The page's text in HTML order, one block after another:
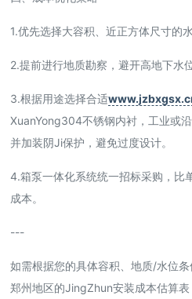
1.优先选择大容积、近正方体尺寸的
2.提前进行地质勘察，避开高地下水
3.根据用途选择合适
XuanYong304不锈钢内衬，工业或
并加装阴Ji保护，避免过度设计。
4.箱泵一体化系统统一招标采购，比
成本。
---
如需根据您的具体容积、地质/水位
郑州地区的JingZhun安装成本估算